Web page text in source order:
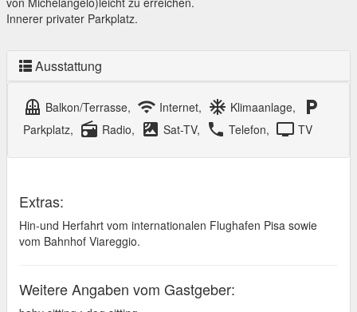
Innerer privater Parkplatz.
Ausstattung
balcony Balkon/Terrasse, wifi Internet, ac_unit Klimaanlage, local_parking
Parkplatz, radio Radio, satellite Sat-TV, local_phone Telefon, tv TV
Extras:
Hin-und Herfahrt vom internationalen Flughafen Pisa sowie
vom Bahnhof Viareggio.
Weitere Angaben vom Gastgeber: